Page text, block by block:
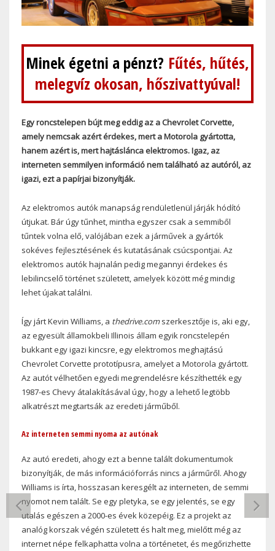
Minek égetni a pénzt? Fűtés, hűtés,
melegvíz okosan, hőszivattyúval!
Egy roncstelepen bújt meg eddig az a Chevrolet Corvette,
amely nemcsak azért érdekes, mert a Motorola gyártotta,
hanem azért is, mert hajtáslánca elektromos. Igaz, az
interneten semmilyen információ nem található az autóról, az
igazi, ezt a papírjai bizonyítják.
Az elektromos autók manapság rendületlenül járják hódító
útjukat. Bár úgy tűnhet, mintha egyszer csak a semmiből
tűntek volna elő, valójában ezek a járművek a gyártók
sokéves fejlesztésének és kutatásának csúcspontjai. Az
elektromos autók hajnalán pedig megannyi érdekes és
lebilincselő történet született, amelyek között még mindig
lehet újakat találni.
Így járt Kevin Williams, a thedrive.comszerkesztője is, aki egy,
az egyesült államokbeli Illinois állam egyik roncstelepén
bukkant egy igazi kincsre, egy elektromos meghajtású
Chevrolet Corvette prototípusra, amelyet a Motorola gyártott.
Az autót vélhetően egyedi megrendelésre készíthették egy
1987-es Chevy átalakításával úgy, hogy a lehető legtöbb
alkatrészt megtartsák az eredeti járműből.
Az interneten semmi nyoma az autónak
Az autó eredeti, ahogy ezt a benne talált dokumentumok
bizonyítják, de más információforrás nincs a járműről. Ahogy
Williams is írta, hosszasan keresgélt az interneten, de semmi
nyomot nem talált. Se egy pletyka, se egy jelentés, se egy
utalás egészen a 2000-es évek közepéig. Ez a projekt az
analóg korszak végén született és halt meg, mielőtt még az
internet népe felkaphatta volna a történetet, és megőrizhette
PREVIOUS